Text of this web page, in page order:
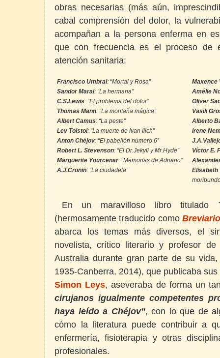
obras necesarias (más aún,
cabal comprensión del dolor, la
acompañan a la persona enferma en
que con frecuencia es el proceso de
atención sanitaria:
Francisco Umbral: “Mortal y Rosa”
Maxence
Sandor Marai: “La hermana”
Amélie
C.S.Lewis: “El problema del dolor”
Oliver
Thomas Mann: “La montaña mágica”
Vasili
Albert Camus: “La peste”
Alberto
Lev Tolstoi: “La muerte de Ivan Ilich”
Irene
Anton Chéjov: “El pabellón número 6”
Robert L. Stevenson: “El Dr.Jekyll y Mr.Hyde”
Víctor E.
Marguerite Yourcenar: “Memorias de Adriano”
A.J.Cronin: “La ciudadela”
En un maravilloso libro titulado
(hermosamente traducido como
abarca los temas más diversos, el
novelista, crítico literario y profesor
Australia durante gran parte de su
1935-Canberra, 2014), que publicaba
Simon Leys, aseveraba de forma un
cirujanos igualmente competentes
haya leído a Chéjov”, con lo que de
cómo la literatura puede contribuir a
enfermería, fisioterapia y otras
profesionales.